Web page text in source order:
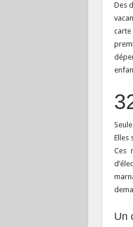
Des
carte
Elles
Ces
Un